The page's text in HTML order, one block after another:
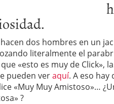
21 de
¿Cuánto cuesta un
dos hombres en un
literalmente el
«esto es muy de Click»,
pueden veraquí. A eso
«Muy Muy Amistoso»…
?